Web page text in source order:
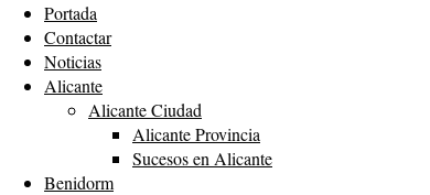
Portada
Contactar
Noticias
Alicante
Alicante Ciudad
Alicante Provincia
Sucesos en Alicante
Benidorm